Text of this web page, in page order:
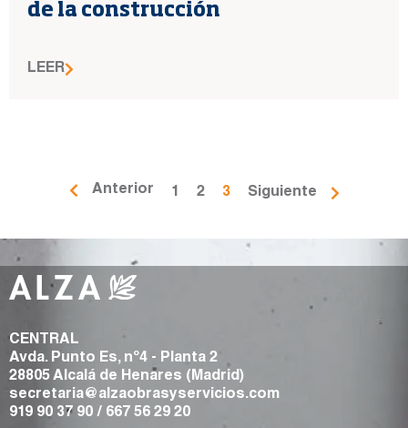
de la construcción
LEER
Anterior 1 2 3 Siguiente
CENTRAL
Avda. Punto Es, nº4 - Planta 2
28805 Alcalá de Henares (Madrid)
secretaria@alzaobrasyservicios.com
919 90 37 90 / 667 56 29 20